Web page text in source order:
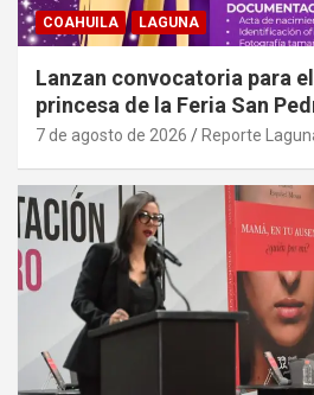
COAHUILA LAGUNA
Lanzan convocatoria para
princesa de la Feria San
7 de agosto de 2026 Reporte